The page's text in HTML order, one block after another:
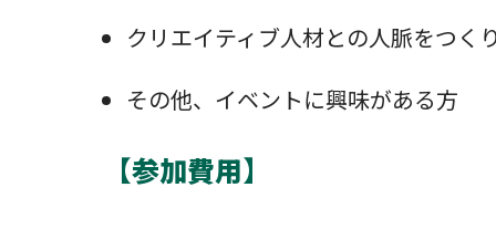
クリエイティブ人材との人脈をつく
その他、イベントに興味がある方
【参加費用】